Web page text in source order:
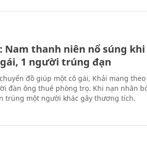
Nam thanh niên nổ súng
1 người trúng đạn
đồ giúp một cô gái, Khải mang theo
đàn ông thuê phòng trọ. Khi nạn nhân
trúng một người khác gây thương tích.